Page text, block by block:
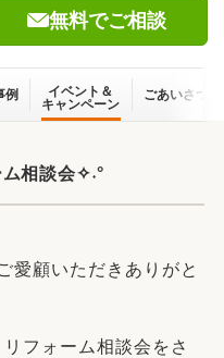
無料でご相談
例
イベント＆
キャンペーン
ごあいさつ
相談会✧˖°
愛顧いただきありがと
フォーム相談会をさ